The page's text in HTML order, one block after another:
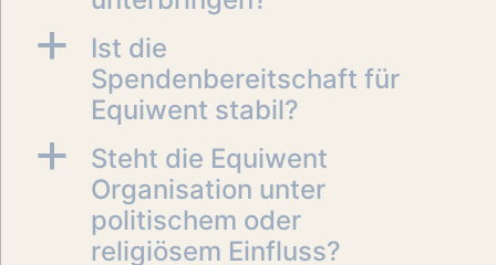
a
Ist die
Spendenbereitschaft für
Equiwent stabil?
a
Steht die Equiwent
Organisation unter
politischem oder
religiösem Einfluss?